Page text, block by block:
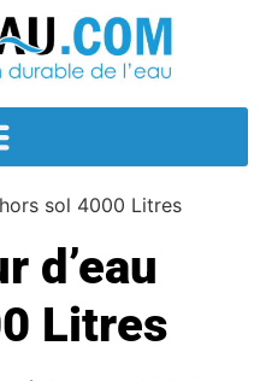
sol 4000 Litres
d’eau
Litres